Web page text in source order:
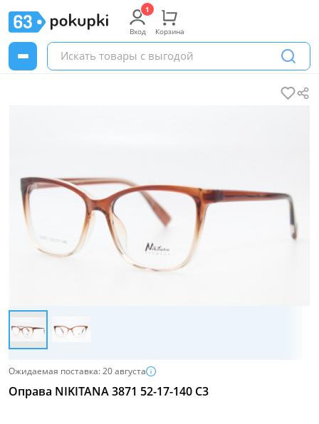
Вход Корзина
Ожидаемая поставка: 20 августа
Оправа NIKITANA 3871 52-17-140 C3